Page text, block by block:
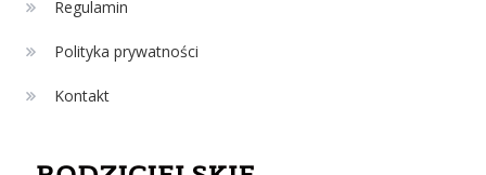
strzelców Primera División
Regulamin
Polityka prywatności
Kontakt